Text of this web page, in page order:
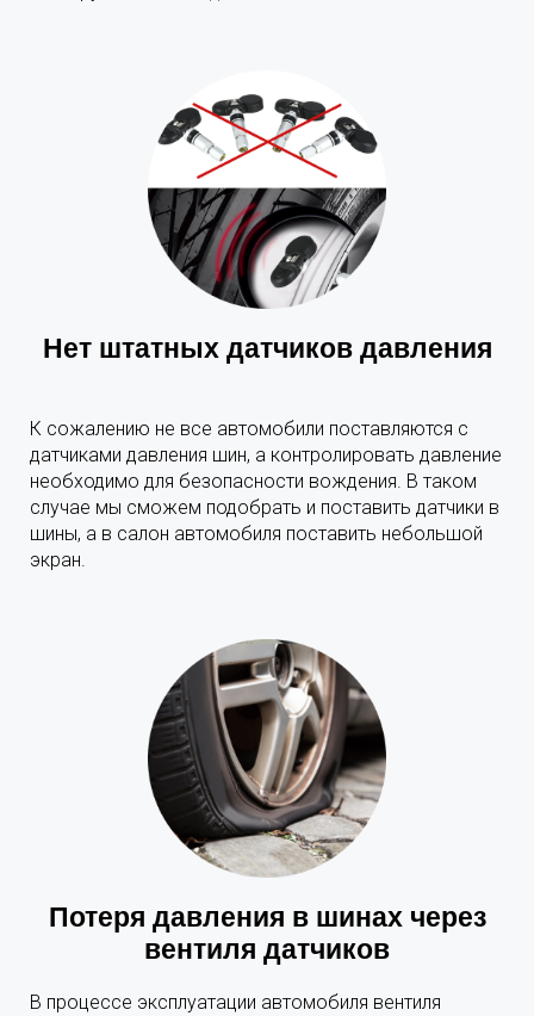
Нет штатных датчиков давления
К сожалению не все автомобили поставляются с
датчиками давления шин, а контролировать давление
необходимо для безопасности вождения. В таком
случае мы сможем подобрать и поставить датчики в
шины, а в салон автомобиля поставить небольшой
экран.
Потеря давления в шинах через
вентиля датчиков
В процессе эксплуатации автомобиля вентиля